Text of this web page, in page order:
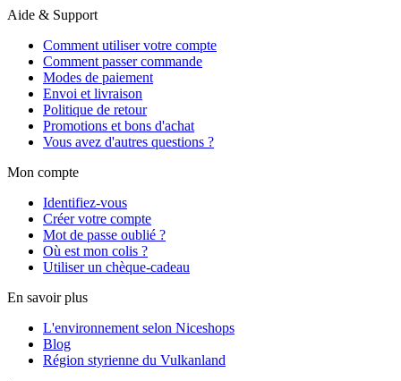
Aide & Support
Comment utiliser votre compte
Comment passer commande
Modes de paiement
Envoi et livraison
Politique de retour
Promotions et bons d'achat
Vous avez d'autres questions ?
Mon compte
Identifiez-vous
Créer votre compte
Mot de passe oublié ?
Où est mon colis ?
Utiliser un chèque-cadeau
En savoir plus
L'environnement selon Niceshops
Blog
Région styrienne du Vulkanland